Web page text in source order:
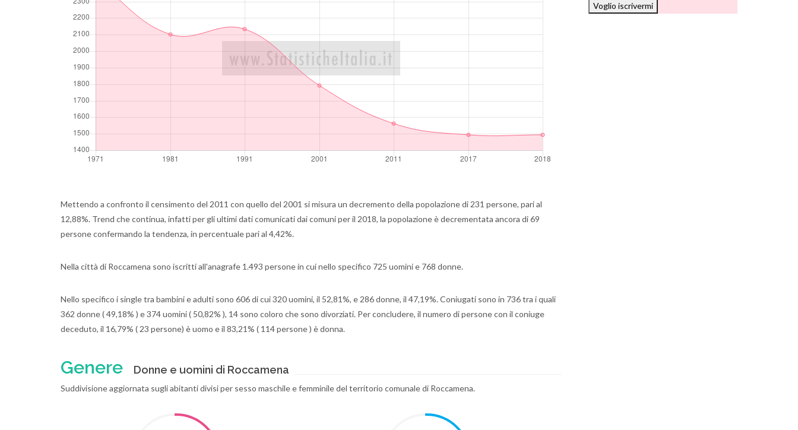
Mettendo a confronto il censimento del 2011 con quello del 2001 si misura un decremento della popolazione di 231 persone, pari al
12,88%. Trend che continua, infatti per gli ultimi dati comunicati dai comuni per il 2018, la popolazione è decrementata ancora di 69
persone confermando la tendenza, in percentuale pari al 4,42%.
Nella città di Roccamena sono iscritti all'anagrafe 1.493 persone in cui nello specifico 725 uomini e 768 donne.
Nello specifico i single tra bambini e adulti sono 606 di cui 320 uomini, il 52,81%, e 286 donne, il 47,19%. Coniugati sono in 736 tra i quali
362 donne ( 49,18% ) e 374 uomini ( 50,82% ), 14 sono coloro che sono divorziati. Per concludere, il numero di persone con il coniuge
deceduto, il 16,79% ( 23 persone) è uomo e il 83,21% ( 114 persone ) è donna.
Genere Donne e uomini di Roccamena
Suddivisione aggiornata sugli abitanti divisi per sesso maschile e femminile del territorio comunale di Roccamena.
Voglio iscrivermi